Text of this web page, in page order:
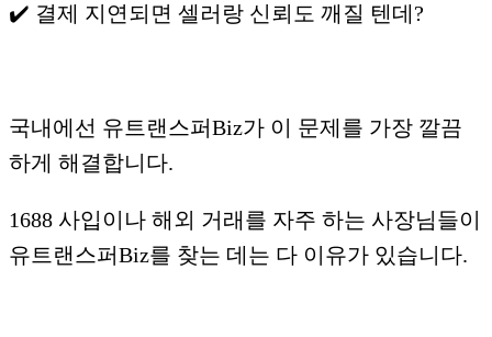
✔️ 결제 지연되면 셀러랑 신뢰도 깨질 텐데?
국내에선 유트랜스퍼Biz가 이 문제를 가장 깔끔
하게 해결합니다.
1688 사입이나 해외 거래를 자주 하는 사장님들이
유트랜스퍼Biz를 찾는 데는 다 이유가 있습니다.